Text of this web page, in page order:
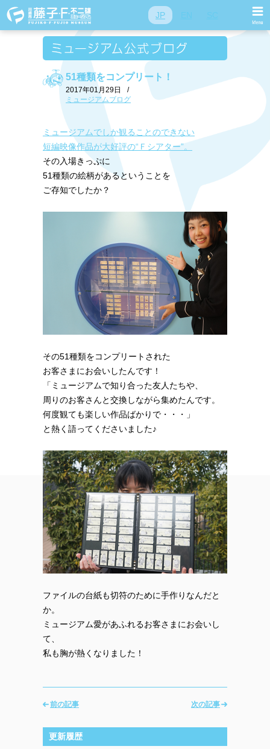
JP
51種類をコンプリート！
2017年01月29日
/
ミュージアムブログ
ミュージアムでしか観ることのできない
短編映像作品が大好評の“Ｆシアター”。
その入場きっぷに
51種類の絵柄があるということを
ご存知でしたか？
その51種類をコンプリートされた
お客さまにお会いしたんです！
「ミュージアムで知り合った友人たちや、
周りのお客さんと交換しながら集めたんです。
何度観ても楽しい作品ばかりで・・・」
と熱く語ってくださいました♪
ファイルの台紙も切符のために手作りなんだと
か。
ミュージアム愛があふれるお客さまにお会いし
て、
私も胸が熱くなりました！
次の記事
前の記事
更新履歴